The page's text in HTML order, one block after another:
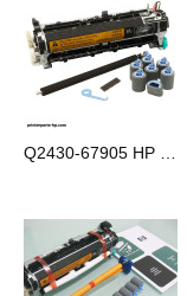
Q2430-67905 HP 4200/N/TN/DTN 维护套件